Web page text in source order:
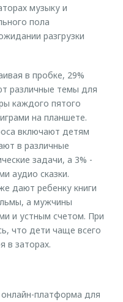
музыку и
пола
разгрузки
в пробке, 29%
различные темы для
каждого пятого
на планшете.
включают детям
в различные
задачи, а 3% -
аудио сказки.
дают ребенку книги
а мужчины
и устным счетом. При
что дети чаще всего
в заторах.
платформа для